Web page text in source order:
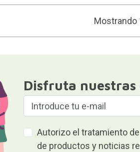
Mostrando
Disfruta
Autorizo el tratamiento
de productos y noticias